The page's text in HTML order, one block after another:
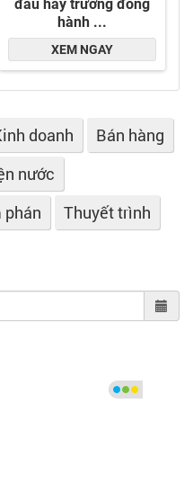
doanh
Bán hàng
nước
Thuyết trình